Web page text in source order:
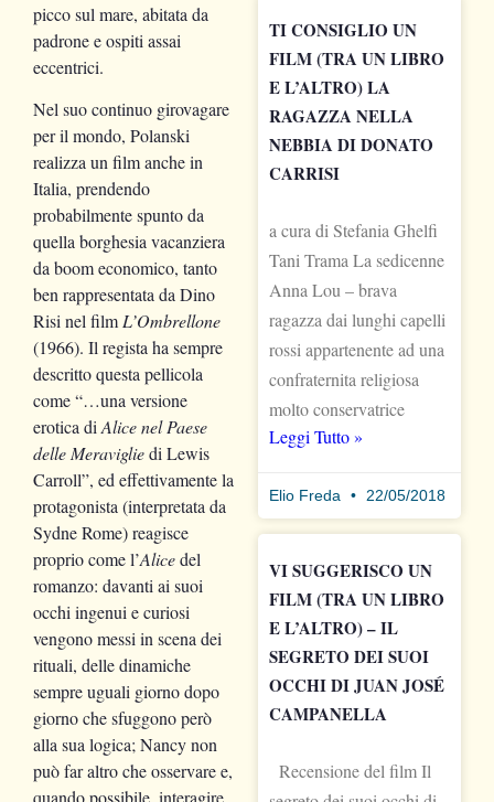
picco sul mare, abitata da
padrone e ospiti assai
eccentrici.
Nel suo continuo girovagare
per il mondo, Polanski
realizza un film anche in
Italia, prendendo
probabilmente spunto da
quella borghesia vacanziera
da boom economico, tanto
ben rappresentata da Dino
Risi nel film L’Ombrellone
(1966). Il regista ha sempre
descritto questa pellicola
come “…una versione
erotica di Alice nel Paese
delle Meravigliedi Lewis
Carroll”, ed effettivamente la
protagonista (interpretata da
Sydne Rome) reagisce
proprio come l’Alicedel
romanzo: davanti ai suoi
occhi ingenui e curiosi
vengono messi in scena dei
rituali, delle dinamiche
sempre uguali giorno dopo
giorno che sfuggono però
alla sua logica; Nancy non
può far altro che osservare e,
quando possibile, interagire,
TI CONSIGLIO UN
FILM (TRA UN LIBRO
E L’ALTRO) LA
RAGAZZA NELLA
NEBBIA DI DONATO
CARRISI
a cura di Stefania Ghelfi
Tani Trama La sedicenne
Anna Lou – brava
ragazza dai lunghi capelli
rossi appartenente ad una
confraternita religiosa
molto conservatrice
Leggi Tutto »
Elio Freda 22/05/2018
VI SUGGERISCO UN
FILM (TRA UN LIBRO
E L’ALTRO) – IL
SEGRETO DEI SUOI
OCCHI DI JUAN JOSÉ
CAMPANELLA
Recensione del film Il